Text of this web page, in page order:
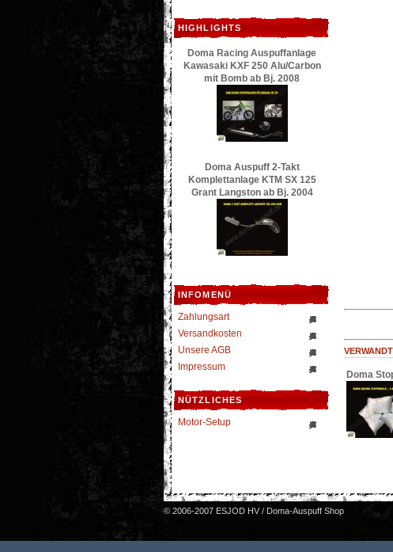
HIGHLIGHTS
Doma Racing Auspuffanlage
Kawasaki KXF 250 Alu/Carbon
mit Bomb ab Bj. 2008
Doma Auspuff 2-Takt
Komplettanlage KTM SX 125
Grant Langston ab Bj. 2004
INFOMENÜ
Zahlungsart
Versandkosten
Unsere AGB
Impressum
NÜTZLICHES
Motor-Setup
Doma
© 2006-2007 ESJOD HV / Doma-Auspuff Shop